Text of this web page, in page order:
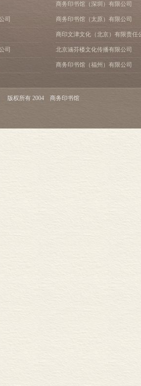
性
代
在的文本
者、序及其权威
、《诗经》的诗学价值
图、政治、宗教、社会
司
司
商务印书馆（深圳）有限公司
商务印书馆（太原）有限公司
商印文津文化（北京）有限责任
北京涵芬楼文化传播有限公司
商务印书馆（福州）有限公司
版权所有 2004 商务印书馆